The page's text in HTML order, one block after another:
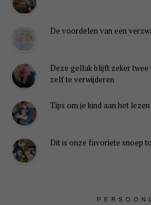
De voordelen van een
Deze gellak blijft zeker twee
zelf te verwijderen
Tips om je kind aan het
Dit is onze favoriete snoep